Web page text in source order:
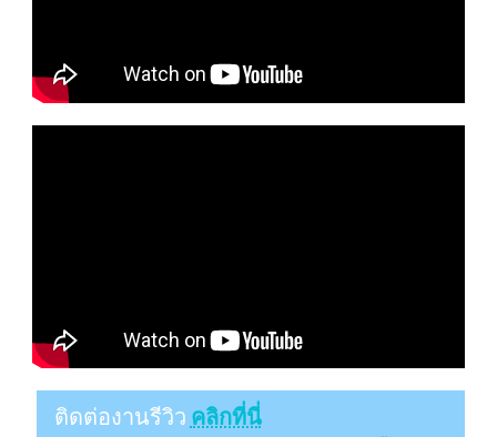
ติดต่องานรีวิว คลิกที่นี่